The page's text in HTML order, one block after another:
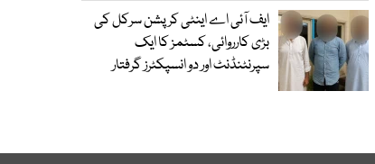
ایف آئی اے اینٹی کرپشن سرکل کی
بڑی کارروائی، کسٹمز کا ایک
سپرنٹنڈنٹ اور دو انسپکٹرز گرفتار